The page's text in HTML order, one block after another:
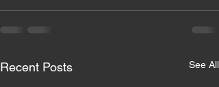
Recent Posts See All